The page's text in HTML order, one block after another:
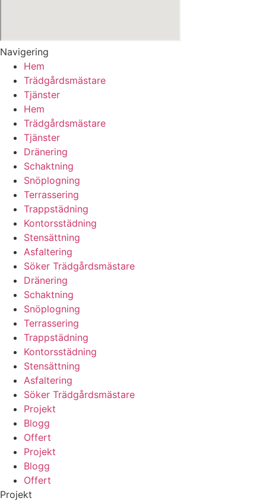
Navigering
Hem
Trädgårdsmästare
Tjänster
Hem
Trädgårdsmästare
Tjänster
Dränering
Schaktning
Snöplogning
Terrassering
Trappstädning
Kontorsstädning
Stensättning
Asfaltering
Söker Trädgårdsmästare
Dränering
Schaktning
Snöplogning
Terrassering
Trappstädning
Kontorsstädning
Stensättning
Asfaltering
Söker Trädgårdsmästare
Projekt
Blogg
Offert
Projekt
Blogg
Offert
Projekt